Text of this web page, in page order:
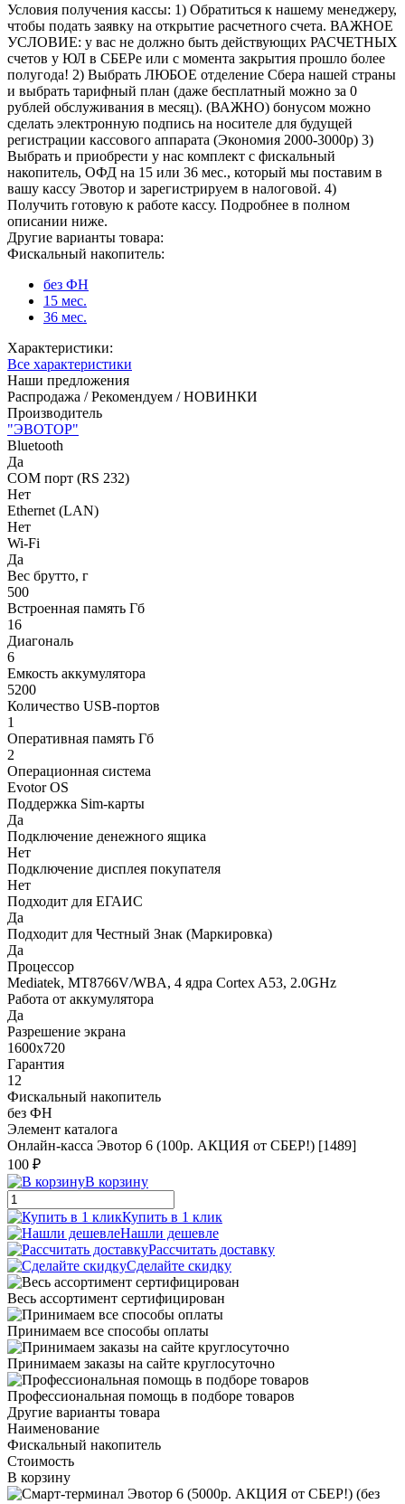
Условия получения кассы: 1) Обратиться к нашему менеджеру,
чтобы подать заявку на открытие расчетного счета. ВАЖНОЕ
УСЛОВИЕ: у вас не должно быть действующих РАСЧЕТНЫХ
счетов у ЮЛ в СБЕРе или с момента закрытия прошло более
полугода! 2) Выбрать ЛЮБОЕ отделение Сбера нашей страны
и выбрать тарифный план (даже бесплатный можно за 0
рублей обслуживания в месяц). (ВАЖНО) бонусом можно
сделать электронную подпись на носителе для будущей
регистрации кассового аппарата (Экономия 2000-3000р) 3)
Выбрать и приобрести у нас комплект с фискальный
накопитель, ОФД на 15 или 36 мес., который мы поставим в
вашу кассу Эвотор и зарегистрируем в налоговой. 4)
Получить готовую к работе кассу. Подробнее в полном
описании ниже.
Другие варианты товара:
Фискальный накопитель:
без ФН
15 мес.
36 мес.
Характеристики:
Все характеристики
Наши предложения
Распродажа / Рекомендуем / НОВИНКИ
Производитель
"ЭВОТОР"
Bluetooth
Да
COM порт (RS 232)
Нет
Ethernet (LAN)
Нет
Wi-Fi
Да
Вес брутто, г
500
Встроенная память Гб
16
Диагональ
6
Емкость аккумулятора
5200
Количество USB-портов
1
Оперативная память Гб
2
Операционная система
Evotor OS
Поддержка Sim-карты
Да
Подключение денежного ящика
Нет
Подключение дисплея покупателя
Нет
Подходит для ЕГАИС
Да
Подходит для Честный Знак (Маркировка)
Да
Процессор
Mediatek, MT8766V/WBA, 4 ядра Cortex A53, 2.0GHz
Работа от аккумулятора
Да
Разрешение экрана
1600х720
Гарантия
12
Фискальный накопитель
без ФН
Элемент каталога
Онлайн-касса Эвотор 6 (100р. АКЦИЯ от СБЕР!) [1489]
100 ₽
В корзину
Купить в 1 клик
Нашли дешевле
Рассчитать доставку
Сделайте скидку
Весь ассортимент сертифицирован
Принимаем все способы оплаты
Принимаем заказы на сайте круглосуточно
Профессиональная помощь в подборе товаров
Другие варианты товара
Наименование
Фискальный накопитель
Стоимость
В корзину